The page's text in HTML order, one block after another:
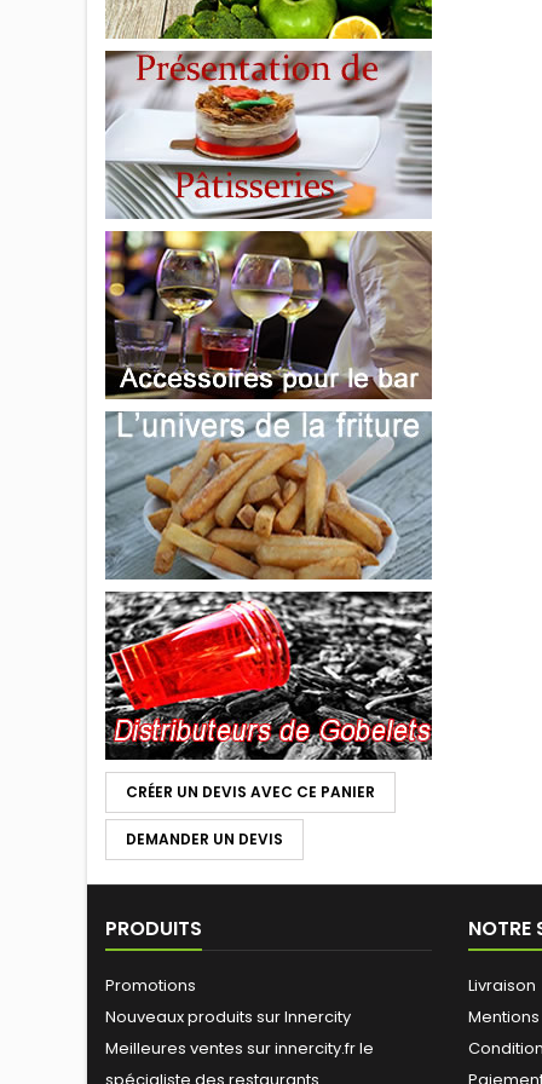
CRÉER UN DEVIS AVEC CE PANIER
DEMANDER UN DEVIS
PRODUITS
Promotions
Nouveaux produits sur Innercity
Meilleures ventes sur innercity.fr le
NOTRE
Livraison